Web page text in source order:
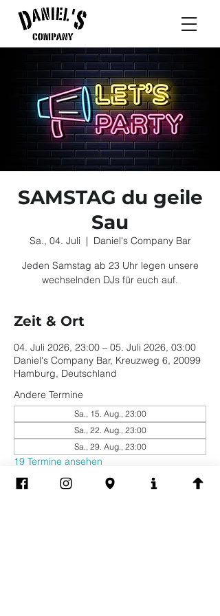
SAMSTAG du geile
Sau
Sa., 04. Juli
  |
Daniel's Company Bar
Jeden Samstag ab 23 Uhr legen unsere
wechselnden DJs für euch auf.
Zeit & Ort
04. Juli 2026, 23:00 – 05. Juli 2026, 03:00
Daniel's Company Bar, Kreuzweg 6, 20099
Hamburg, Deutschland
Andere Termine
Sa., 15. Aug., 23:00
Sa., 22. Aug., 23:00
Sa., 29. Aug., 23:00
19 Termine ansehen